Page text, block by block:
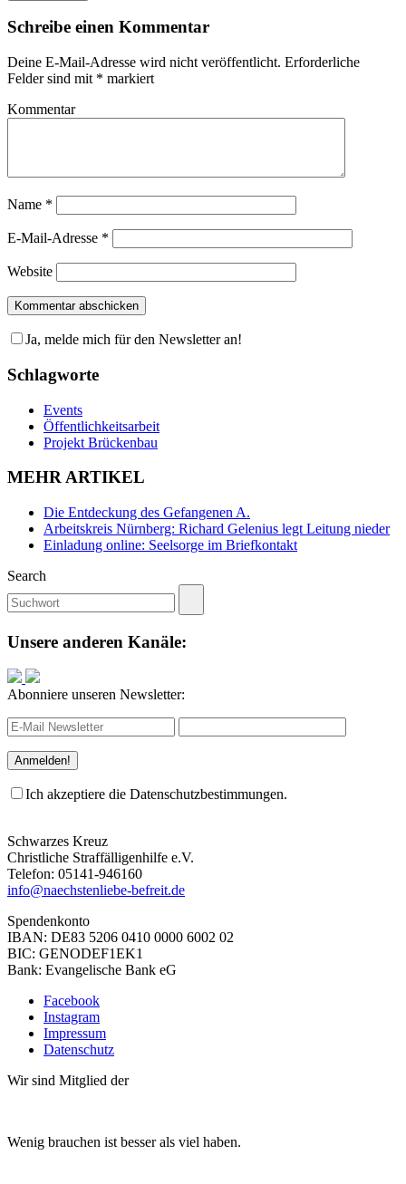
Schreibe einen Kommentar
Deine E-Mail-Adresse wird nicht veröffentlicht. Erforderliche
Felder sind mit * markiert
Kommentar
Name *
E-Mail-Adresse *
Website
Ja, melde mich für den Newsletter an!
Schlagworte
Events
Öffentlichkeitsarbeit
Projekt Brückenbau
MEHR ARTIKEL
Die Entdeckung des Gefangenen A.
Arbeitskreis Nürnberg: Richard Gelenius legt Leitung nieder
Einladung online: Seelsorge im Briefkontakt
Search
Unsere anderen Kanäle:
Abonniere unseren Newsletter:
Ich akzeptiere die Datenschutzbestimmungen.
Schwarzes Kreuz
Christliche Straffälligenhilfe e.V.
Telefon: 05141-946160
info@naechstenliebe-befreit.de
Spendenkonto
IBAN: DE83 5206 0410 0000 6002 02
BIC: GENODEF1EK1
Bank: Evangelische Bank eG
Facebook
Instagram
Impressum
Datenschutz
Wir sind Mitglied der
Wenig brauchen ist besser als viel haben.